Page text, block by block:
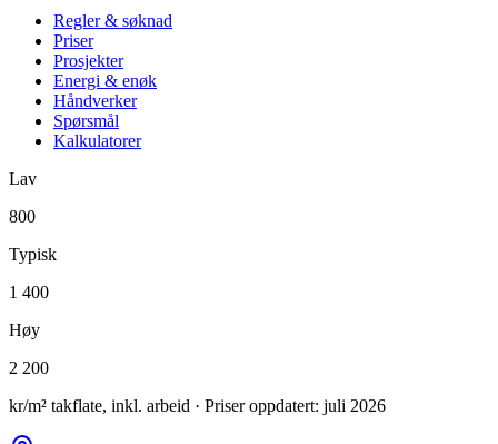
Regler & søknad
Priser
Prosjekter
Energi & enøk
Håndverker
Spørsmål
Kalkulatorer
Lav
800
Typisk
1 400
Høy
2 200
kr/m² takflate, inkl. arbeid · Priser oppdatert: juli 2026